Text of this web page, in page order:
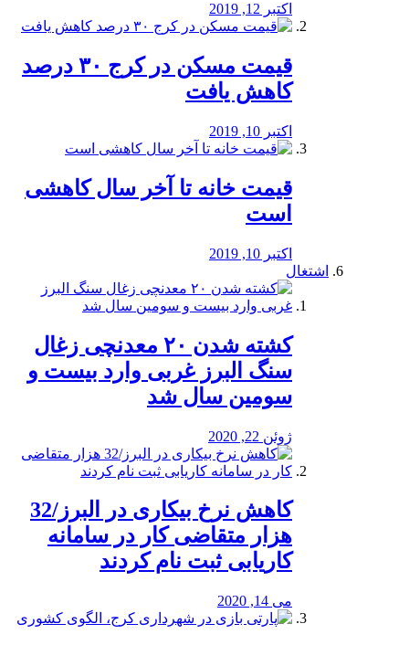
اکتبر 12, 2019
️قیمت مسکن در کرج ۳۰ درصد
کاهش یافت
اکتبر 10, 2019
قیمت خانه تا آخر سال کاهشی
است
اکتبر 10, 2019
اشتغال
کشته شدن ۲۰ معدنچی زغال
سنگ البرز غربی وارد بیست و
سومین سال شد
ژوئن 22, 2020
کاهش نرخ بیکاری در البرز/32
هزار متقاضی کار در سامانه
کاریابی ثبت نام کردند
می 14, 2020